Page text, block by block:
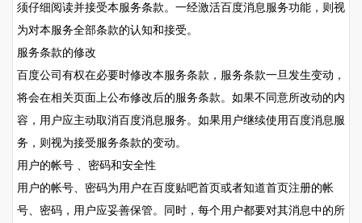
须仔细阅读并接受本服务条款。一经激活百度消息服务功能，则视
为对本服务全部条款的认知和接受。
服务条款的修改
百度公司有权在必要时修改本服务条款，服务条款一旦发生变动，
将会在相关页面上公布修改后的服务条款。如果不同意所改动的内
容，用户应主动取消百度消息服务。如果用户继续使用百度消息服
务，则视为接受服务条款的变动。
用户的帐号 、密码和安全性
用户的帐号、密码为用户在百度贴吧首页或者知道首页注册的帐
号、密码，用户应妥善保管。同时，每个用户都要对其消息中的所